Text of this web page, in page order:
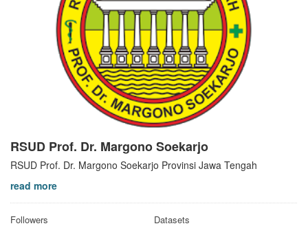
RSUD Prof. Dr. Margono Soekarjo
RSUD Prof. Dr. Margono Soekarjo Provinsi Jawa Tengah
read more
Followers Datasets